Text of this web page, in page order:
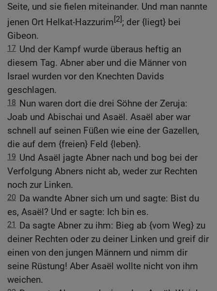
Seite, und sie fielen miteinander. Und man nannte
jenen Ort Helkat-Hazzurim[2]; der {liegt} bei
Gibeon.
17 Und der Kampf wurde überaus heftig an
diesem Tag. Abner aber und die Männer von
Israel wurden vor den Knechten Davids
geschlagen.
18 Nun waren dort die drei Söhne der Zeruja:
Joab und Abischai und Asaël. Asaël aber war
schnell auf seinen Füßen wie eine der Gazellen,
die auf dem {freien} Feld {leben}.
19 Und Asaël jagte Abner nach und bog bei der
Verfolgung Abners nicht ab, weder zur Rechten
noch zur Linken.
20 Da wandte Abner sich um und sagte: Bist du
es, Asaël? Und er sagte: Ich bin es.
21
Da sagte Abner zu ihm: Bieg ab {vom Weg} zu
deiner Rechten oder zu deiner Linken und greif dir
einen von den jungen Männern und nimm dir
seine Rüstung! Aber Asaël wollte nicht von ihm
weichen.